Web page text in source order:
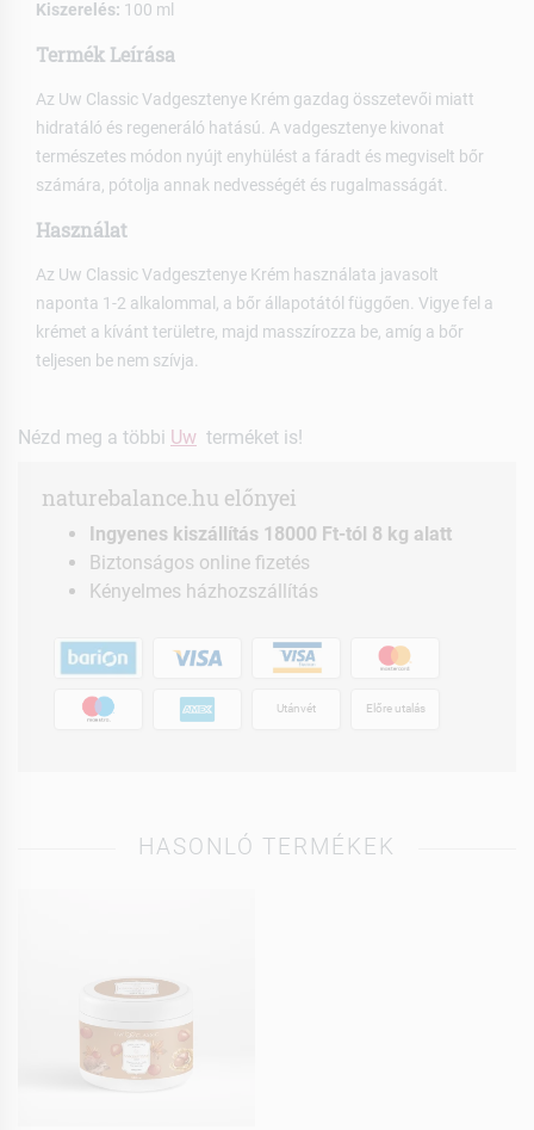
Kiszerelés: 100 ml
Termék Leírása
Az Uw Classic Vadgesztenye Krém gazdag összetevői miatt
hidratáló és regeneráló hatású. A vadgesztenye kivonat
természetes módon nyújt enyhülést a fáradt és megviselt bőr
számára, pótolja annak nedvességét és rugalmasságát.
Használat
Az Uw Classic Vadgesztenye Krém használata javasolt
naponta 1-2 alkalommal, a bőr állapotától függően. Vigye fel a
krémet a kívánt területre, majd masszírozza be, amíg a bőr
teljesen be nem szívja.
Nézd meg a többi Uw terméket is!
naturebalance.hu előnyei
Ingyenes kiszállítás 18000 Ft-tól 8 kg alatt
Biztonságos online fizetés
Kényelmes házhozszállítás
Utánvét Előre utalás
HASONLÓ TERMÉKEK